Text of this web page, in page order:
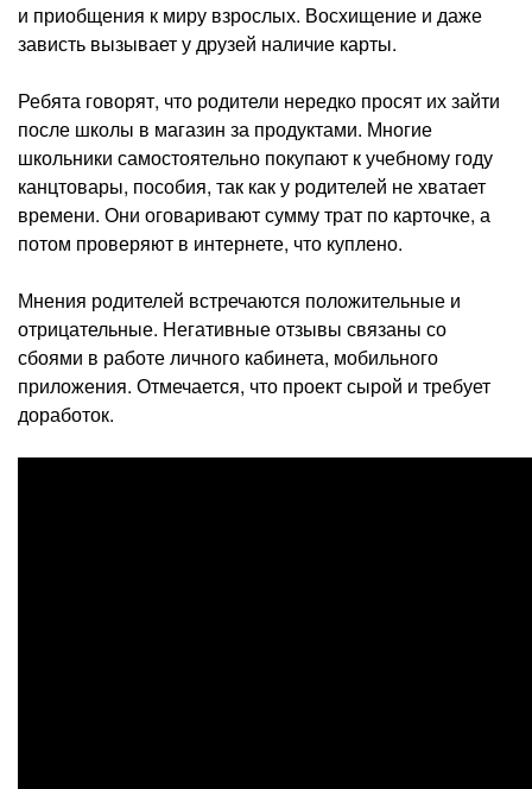
и приобщения к миру взрослых. Восхищение и даже
зависть вызывает у друзей наличие карты.
Ребята говорят, что родители нередко просят их зайти
после школы в магазин за продуктами. Многие
школьники самостоятельно покупают к учебному году
канцтовары, пособия, так как у родителей не хватает
времени. Они оговаривают сумму трат по карточке, а
потом проверяют в интернете, что куплено.
Мнения родителей встречаются положительные и
отрицательные. Негативные отзывы связаны со
сбоями в работе личного кабинета, мобильного
приложения. Отмечается, что проект сырой и требует
доработок.